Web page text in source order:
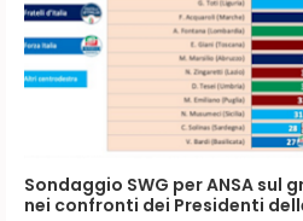
Sondaggio SWG per ANSA
nei confronti dei Presidenti